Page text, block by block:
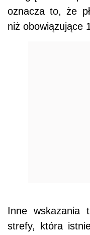
oznacza to, że
niż obowiązujące
Inne wskazania
strefy, która